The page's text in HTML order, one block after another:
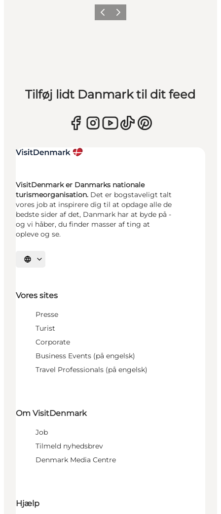
ForrigeNæste
Tilføj lidt Danmark til dit feed
VisitDenmark er Danmarks nationale
turismeorganisation. Det er bogstaveligt talt
vores job at inspirere dig til at opdage alle de
bedste sider af det, Danmark har at byde på -
og vi håber, du finder masser af ting at
opleve og se.
Vælg sprog
Vores sites
Presse
Turist
Corporate
Business Events (på engelsk)
Travel Professionals (på engelsk)
Om VisitDenmark
Job
Tilmeld nyhedsbrev
Denmark Media Centre
Hjælp